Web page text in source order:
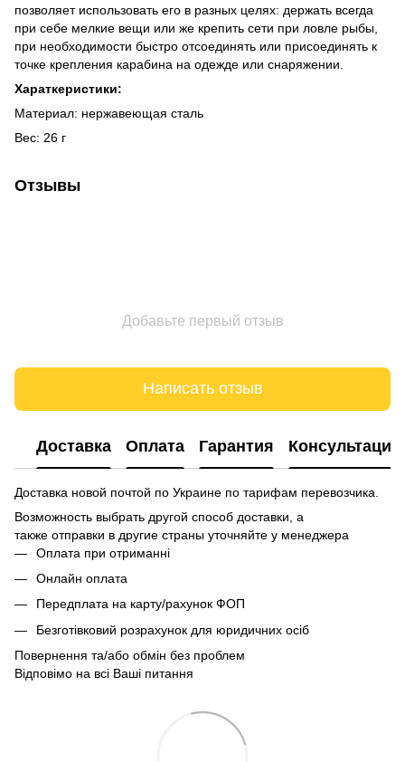
позволяет использовать его в разных целях: держать всегда
при себе мелкие вещи или же крепить сети при ловле рыбы,
при необходимости быстро отсоединять или присоединять к
точке крепления карабина на одежде или снаряжении.
Хараткеристики:
Материал: нержавеющая сталь
Вес: 26 г
Отзывы
Добавьте первый отзыв
Написать отзыв
Доставка Оплата Гарантия Консультация
Доставка новой почтой по Украине по тарифам перевозчика.
Возможность выбрать другой способ доставки, а
также отправки в другие страны уточняйте у менеджера
Оплата при отриманні
Онлайн оплата
Передплата на карту/рахунок ФОП
Безготівковий розрахунок для юридичних осіб
Повернення та/або обмін без проблем
Відповімо на всі Ваші питання